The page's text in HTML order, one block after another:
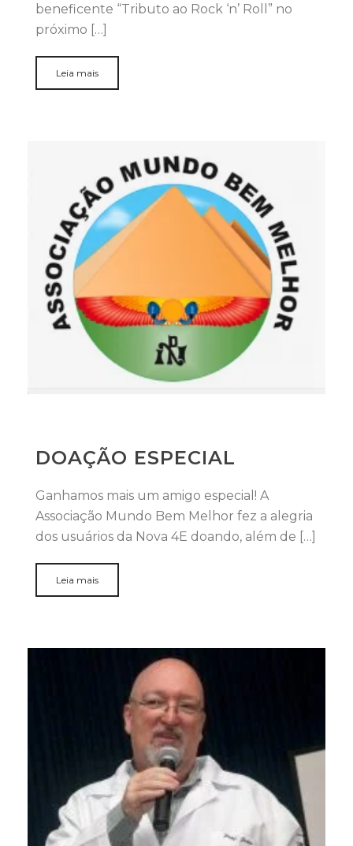
beneficente “Tributo ao Rock ‘n’ Roll” no
próximo […]
Leia mais
DOAÇÃO ESPECIAL
Ganhamos mais um amigo especial! A
Associação Mundo Bem Melhor fez a alegria
dos usuários da Nova 4E doando, além de […]
Leia mais